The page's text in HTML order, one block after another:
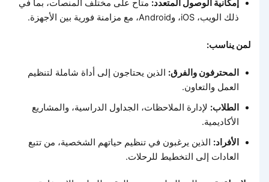
إمكانية الوصول المتعدد:متاح على مختلف المنصات، بما في
ذلك الويب، iOS، وAndroid، مع مزامنة فورية بين الأجهزة.
لمن يناسب:
المحترفون والفرق:الذين يحتاجون إلى أداة شاملة لتنظيم
العمل والتعاون.
الطلاب:لإدارة الملاحظات، الجداول الدراسية، والمشاريع
الأكاديمية.
الأفراد:الذين يرغبون في تنظيم حياتهم الشخصية، من تتبع
العادات إلى التخطيط للرحلات.